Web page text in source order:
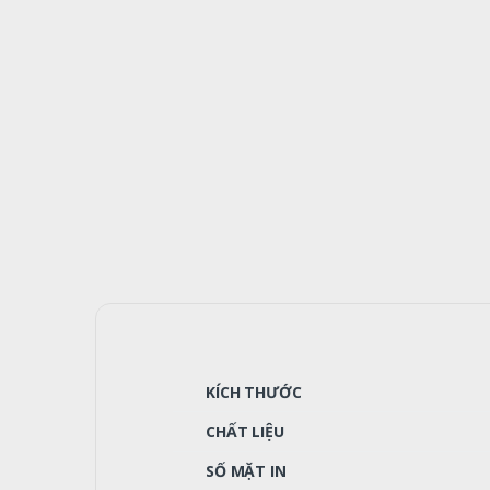
KÍCH THƯỚC
CHẤT LIỆU
SỐ MẶT IN